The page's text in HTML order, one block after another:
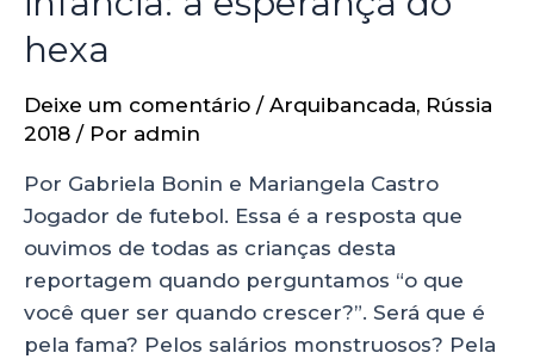
hexa
Deixe um comentário / Arquibancada, Rússia
2018 / Por admin
Por Gabriela Bonin e Mariangela Castro
Jogador de futebol. Essa é a resposta que
ouvimos de todas as crianças desta
reportagem quando perguntamos “o que
você quer ser quando crescer?”. Será que é
pela fama? Pelos salários monstruosos? Pela